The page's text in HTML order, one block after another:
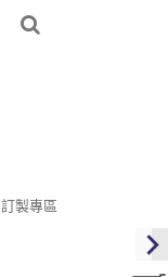
訂製專區